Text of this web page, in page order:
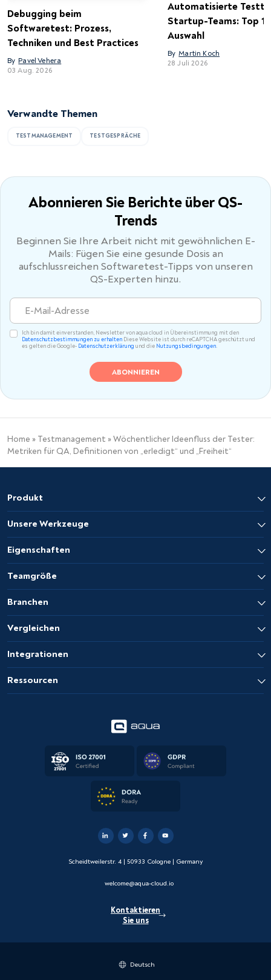
Debugging beim
Softwaretest: Prozess,
Techniken und Best Practices
By Pavel Vehera
03 Aug. 2026
Automatisierte
Startup-Teams: Top 15
Auswahl
By Martin Koch
28 Juli 2026
Verwandte Themen
TESTMANAGEMENT TESTGESPRÄCHE
Abonnieren Sie Berichte über QS-
Trends
Beginnen Sie Ihre Arbeit nicht mit gewöhnlichen E-
Mails: Fügen Sie eine gesunde Dosis an
aufschlussreichen Softwaretest-Tipps von unseren
QS-Experten hinzu.
Ich bin damit einverstanden, Newsletter von aqua cloud in Übereinstimmung mit den
Datenschutzbestimmungen zu erhalten Diese Website ist durch reCAPTCHA geschützt und
es gelten die Google- Datenschutzerklärung und die Nutzungsbedingungen.
Home » Testmanagement »Wöchentlicher Ideenfluss der Tester:
Metriken für QA, Definitionen von „erledigt“ und „Freiheit“
Scheidtweilerstr. 4 | 50933 Cologne | Germany
welcome@aqua-cloud.io
Kontaktieren
Sie uns
Produkt
Unsere Werkzeuge
Eigenschaften
Teamgröße
Branchen
Vergleichen
Integrationen
Ressourcen
Deutsch